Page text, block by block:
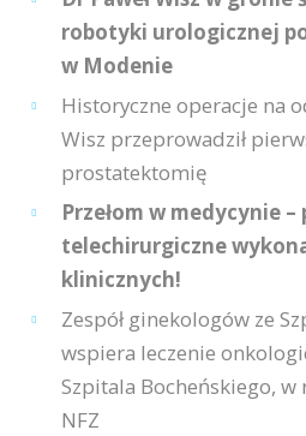
robotyki urologicznej
w Modenie
Historyczne operacje na
Wisz przeprowadził
prostatektomię
Przełom w medycynie
telechirurgiczne
klinicznych!
Zespół ginekologów ze
wspiera leczenie
Szpitala Bocheńskiego, w
NFZ